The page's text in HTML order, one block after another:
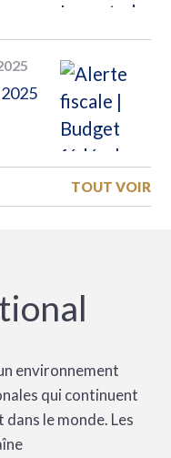
TOUT VOIR
environnement
qui continuent
le monde. Les